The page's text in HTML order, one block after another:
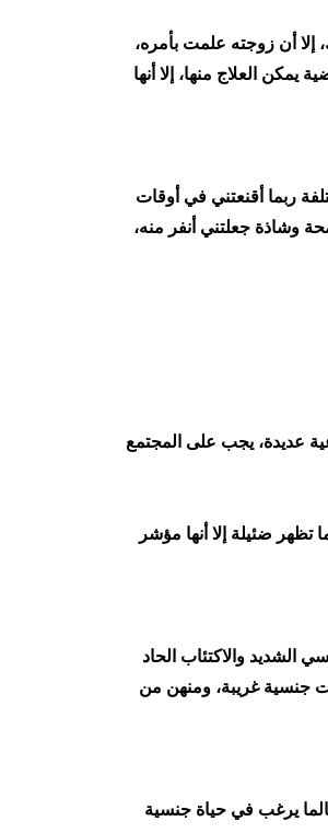
إلا أن زوجته علمت بأمره،
العلاج منها، إلا أنها
ربما أقنعتني في أوقات
وشاذة جعلتني أنفر منه،
عديدة، يجب على المجتمع
وذلك نسبة لمسح بحثي قامت به الجامعة اللبنانية عام 2003، وهي نسبة ربما تظهر ضئيلة إلا أنها مؤشر
الشديد والاكتئاب الحاد
جنسية غريبة، ومنهن من
يرغب في حياة جنسية